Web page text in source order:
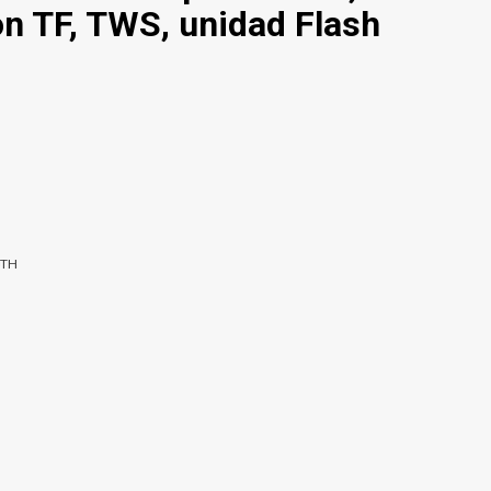
TF, TWS, unidad Flash